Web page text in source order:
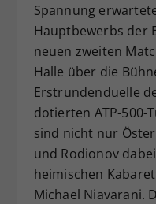
Spannung
Hauptbewerbs der
neuen zweiten
Halle über die
Erstrundenduelle
dotierten ATP-
sind nicht nur
und Rodionov
heimischen
Michael Niavarani.